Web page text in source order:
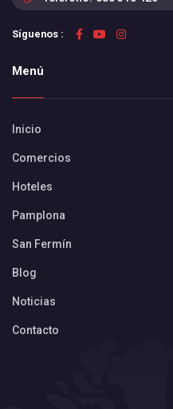
Síguenos :
Menú
Inicio
Comercios
Hoteles
Pamplona
San Fermín
Blog
Noticias
Contacto